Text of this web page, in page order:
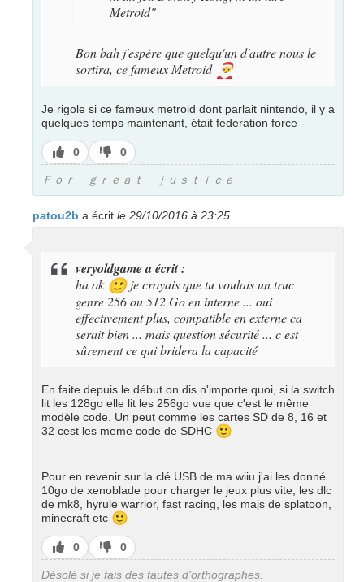
Metroid"
Bon bah j'espère que quelqu'un d'autre nous le
sortira, ce fameux Metroid 🎅
Je rigole si ce fameux metroid dont parlait nintendo, il y a
quelques temps maintenant, était federation force
J’aime
0
J’aime
pas
0
Ｆｏｒ ｇｒｅａｔ ｊｕｓｔｉｃｅ
patou2b a écrit le 29/10/2016 à 23:25
veryoldgame a écrit :
ha ok 🙂je croyais que tu voulais un truc
genre 256 ou 512 Go en interne ... oui
effectivement plus, compatible en externe ca
serait bien ... mais question sécurité ... c est
sûrement ce qui bridera la capacité
En faite depuis le début on dis n'importe quoi, si la switch
lit les 128go elle lit les 256go vue que c'est le même
modèle code. Un peut comme les cartes SD de 8, 16 et
32 cest les meme code de SDHC 🙂
Pour en revenir sur la clé USB de ma wiiu j'ai les donné
10go de xenoblade pour charger le jeux plus vite, les dlc
de mk8, hyrule warrior, fast racing, les majs de splatoon,
minecraft etc 🙂
J’aime
0
J’aime
pas
0
Désolé si je fais des fautes d'orthographes.